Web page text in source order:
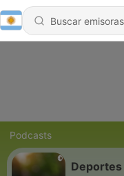
Podcasts
Deportes